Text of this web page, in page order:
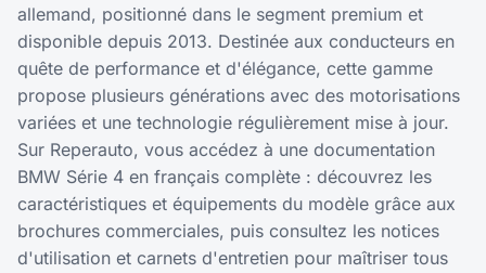
allemand, positionné dans le segment premium et
disponible depuis 2013. Destinée aux conducteurs en
quête de performance et d'élégance, cette gamme
propose plusieurs générations avec des motorisations
variées et une technologie régulièrement mise à jour.
Sur Reperauto, vous accédez à une documentation
BMW Série 4 en français complète : découvrez les
caractéristiques et équipements du modèle grâce aux
brochures commerciales, puis consultez les notices
d'utilisation et carnets d'entretien pour maîtriser tous